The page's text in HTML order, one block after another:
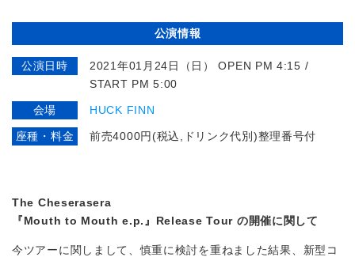
公演情報
公演日時
2021年01月24日（日） OPEN PM 4:15 /
START PM 5:00
会場 HUCK FINN
座種・料金 前売4000円(税込,ドリンク代別)整理番号付
The Cheserasera
『Mouth to Mouth e.p.』Release Tour の開催に関して
今ツアーに関しまして、慎重に検討を重ねました結果、新型コ